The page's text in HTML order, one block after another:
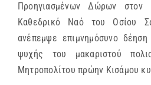
Προηγιασμένων Δώρων στον
Καθεδρικό Ναό του Οσίου
ανέπεμψε επιμνημόσυνο
ψυχής του μακαριστού
Μητροπολίτου πρώην Κισάμου